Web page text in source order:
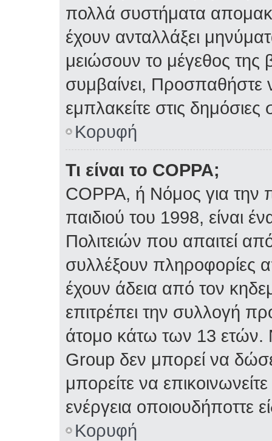
πολλά συστήματα
έχουν ανταλλάξει
μειώσουν το μέγεθος
συμβαίνει, Προσπαθήστε
εμπλακείτε στις δημόσιες
Κορυφή
Τι είναι το COPPA;
COPPA, ή Νόμος για την
παιδιού του 1998, είναι
Πολιτειών που απαιτεί
συλλέξουν πληροφορίες
έχουν άδεια από τον
επιτρέπει την συλλογή
άτομο κάτω των 13 ετών.
Group δεν μπορεί να
μπορείτε να
ενέργεια
Κορυφή